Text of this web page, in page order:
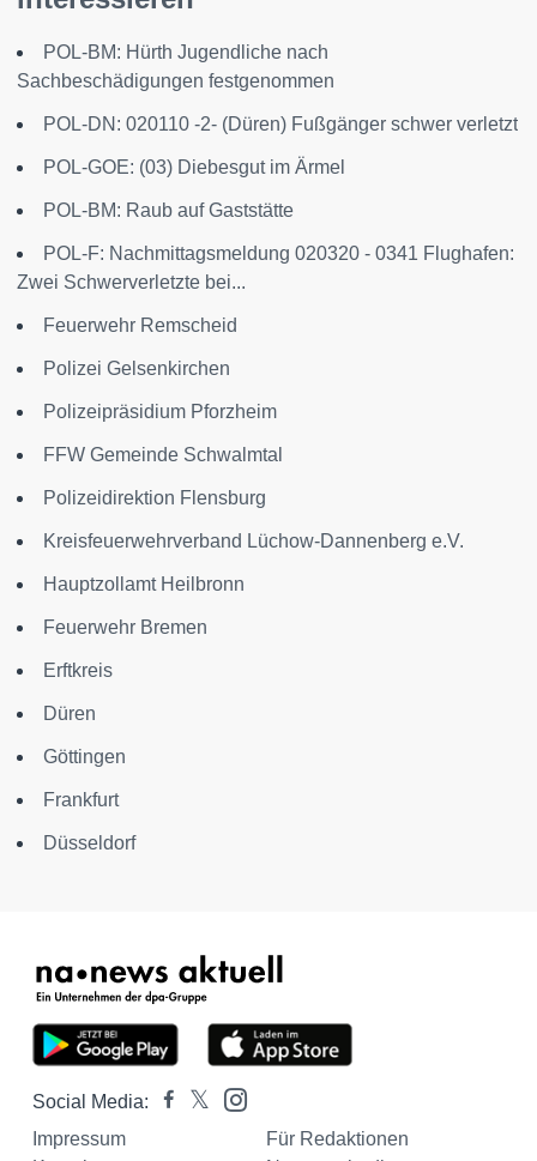
POL-BM: Hürth Jugendliche nach
Sachbeschädigungen festgenommen
POL-DN: 020110 -2- (Düren) Fußgänger schwer verletzt
POL-GOE: (03) Diebesgut im Ärmel
POL-BM: Raub auf Gaststätte
POL-F: Nachmittagsmeldung 020320 - 0341 Flughafen:
Zwei Schwerverletzte bei...
Feuerwehr Remscheid
Polizei Gelsenkirchen
Polizeipräsidium Pforzheim
FFW Gemeinde Schwalmtal
Polizeidirektion Flensburg
Kreisfeuerwehrverband Lüchow-Dannenberg e.V.
Hauptzollamt Heilbronn
Feuerwehr Bremen
Erftkreis
Düren
Göttingen
Frankfurt
Düsseldorf
Social Media:
Impressum
Für Redaktionen